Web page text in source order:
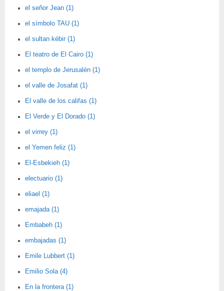
el señor Jean (1)
el símbolo TAU (1)
el sultan kébir (1)
El teatro de El Cairo (1)
el templo de Jerusalén (1)
el valle de Josafat (1)
El valle de los califas (1)
El Verde y El Dorado (1)
el virrey (1)
el Yemen feliz (1)
El-Esbekieh (1)
electuario (1)
eliael (1)
emajada (1)
Embabeh (1)
embajadas (1)
Emile Lubbert (1)
Emilio Sola (4)
En la frontera (1)